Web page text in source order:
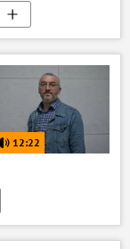
12:22